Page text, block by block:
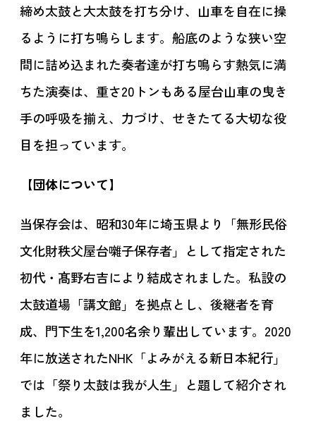
締め太鼓と大太鼓を打ち分け、山車を自在に操
るように打ち鳴らします。船底のような狭い空
間に詰め込まれた奏者達が打ち鳴らす熱気に満
ちた演奏は、重さ20トンもある屋台山車の曳き
手の呼吸を揃え、力づけ、せきたてる大切な役
目を担っています。
【団体について】
当保存会は、昭和30年に埼玉県より「無形民俗
文化財秩父屋台囃子保存者」として指定された
初代・髙野右吉により結成されました。私設の
太鼓道場「講文館」を拠点とし、後継者を育
成、門下生を1,200名余り輩出しています。2020
年に放送されたNHK「よみがえる新日本紀行」
では「祭り太鼓は我が人生」と題して紹介され
ました。